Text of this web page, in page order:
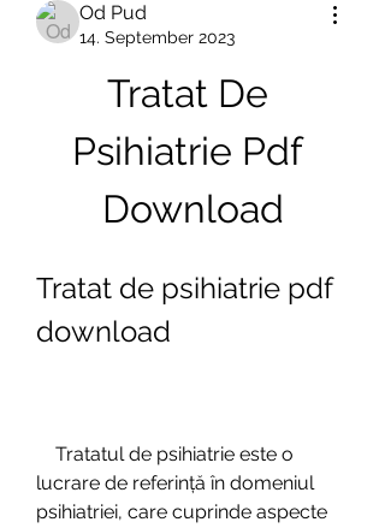
Od Pud
14. September 2023
Tratat De
Psihiatrie Pdf
Download
Tratat de psihiatrie pdf
download
lucrare de referință în domeniul
psihiatriei, care cuprinde aspecte